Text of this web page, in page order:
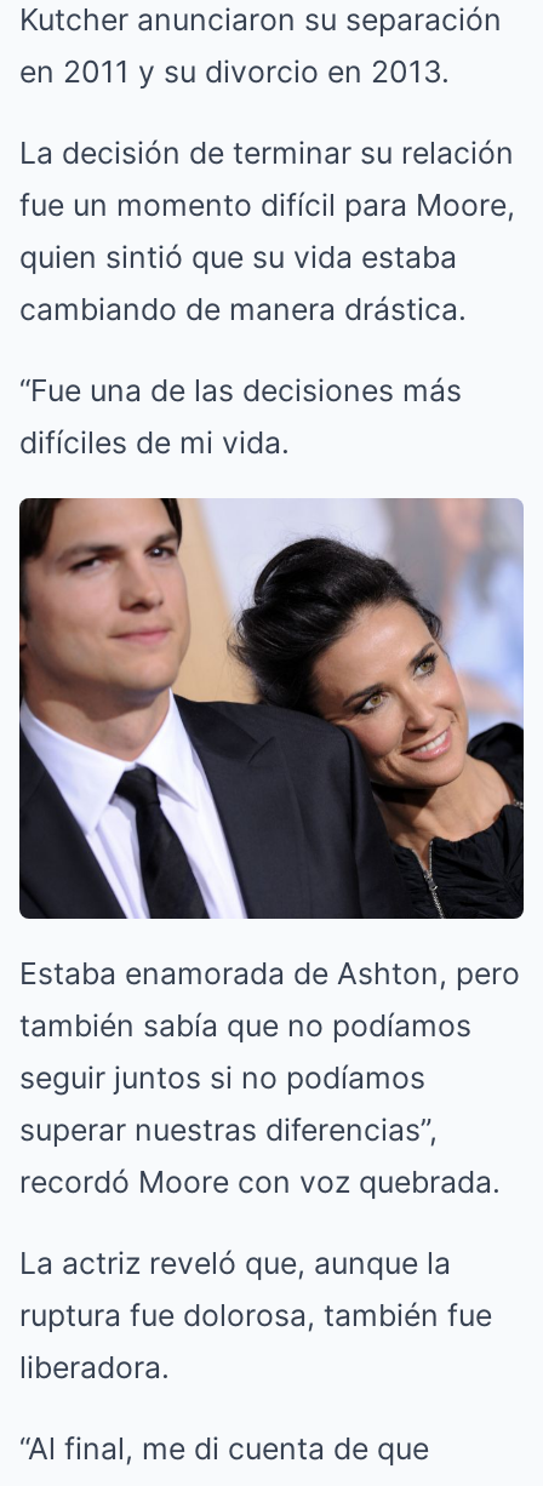
Kutcher anunciaron su separación
en 2011 y su divorcio en 2013.
La decisión de terminar su relación
fue un momento difícil para Moore,
quien sintió que su vida estaba
cambiando de manera drástica.
“Fue una de las decisiones más
difíciles de mi vida.
Estaba enamorada de Ashton, pero
también sabía que no podíamos
seguir juntos si no podíamos
superar nuestras diferencias”,
recordó Moore con voz quebrada.
La actriz reveló que, aunque la
ruptura fue dolorosa, también fue
liberadora.
“Al final, me di cuenta de que